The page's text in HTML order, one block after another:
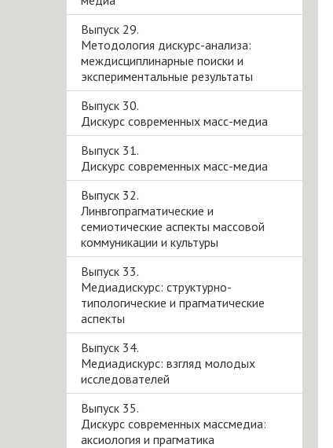
Выпуск 29.
Методология дискурс-анализа:
междисциплинарные поиски и
экспериментальные результаты
Выпуск 30.
Дискурс современных масс-медиа
Выпуск 31.
Дискурс современных масс-медиа
Выпуск 32.
Линвгопрагматические и
семиотические аспекты массовой
коммуникации и культуры
Выпуск 33.
Медиадискурс: структурно-
типологические и прагматические
аспекты
Выпуск 34.
Медиадискурс: взгляд молодых
исследователей
Выпуск 35.
Дискурс современных массмедиа:
аксиология и прагматика